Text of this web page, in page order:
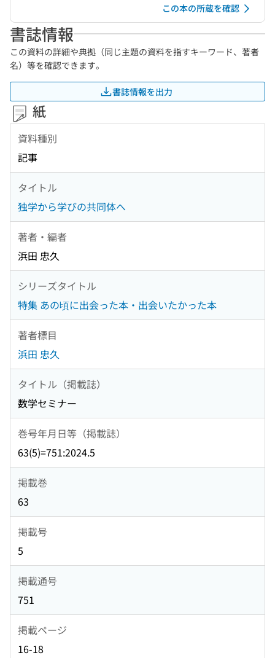
この本の所蔵を確認
書誌情報
この資料の詳細や典拠（同じ主題の資料を指すキーワード、著者
名）等を確認できます。
書誌情報を出力
紙
資料種別
記事
タイトル
独学から学びの共同体へ
著者・編者
浜田 忠久
シリーズタイトル
特集 あの頃に出会った本・出会いたかった本
著者標目
浜田 忠久
タイトル（掲載誌）
数学セミナー
巻号年月日等（掲載誌）
63(5)=751:2024.5
掲載巻
63
掲載号
5
掲載通号
751
掲載ページ
16-18